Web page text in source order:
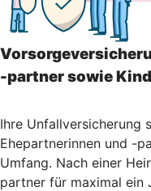
-partner sowie
Ihre Unfallversicherung
Ehepartnerinnen und -
Umfang. Nach einer
partner für maximal ein